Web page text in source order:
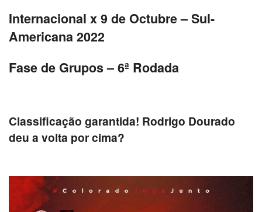
Internacional x 9 de Octubre – Sul-
Americana 2022
Fase de Grupos – 6ª Rodada
Classificação garantida! Rodrigo Dourado
deu a volta por cima?